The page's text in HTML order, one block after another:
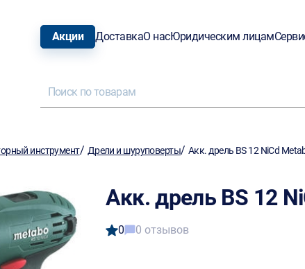
Акции ДоставкаО насЮридическим лицам
инструмент/ Дрели и шуруповерты/Акк. дрель BS 12 NiCd
Акк. дрель BS 12
0 0 отзывов